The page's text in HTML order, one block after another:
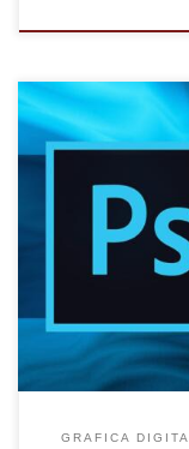
Vuoi scoprire
parti di
strumento
conoscenza su
porzione
GRAFICA